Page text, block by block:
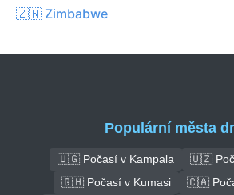
🇿🇼 Zimbabwe
Populární města
🇺🇬 Počasí v Kampala
🇺🇿
🇬🇭 Počasí v Kumasi
🇨🇦